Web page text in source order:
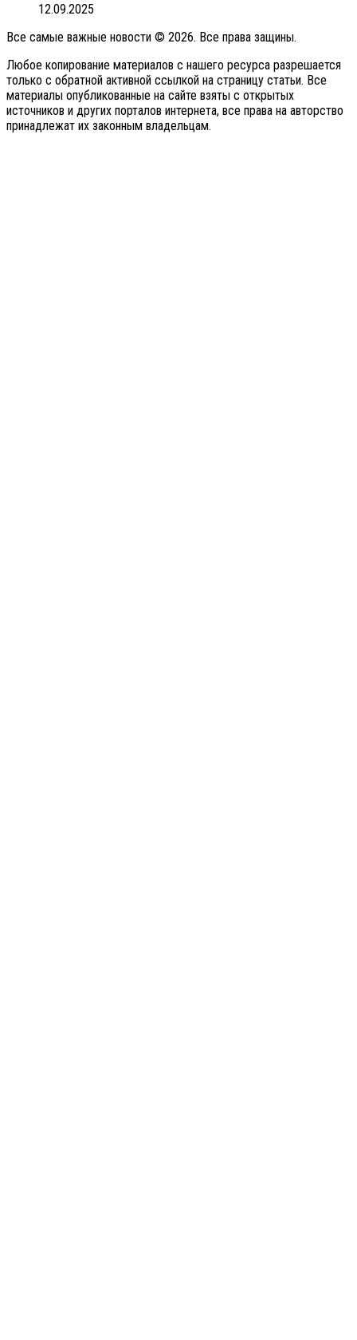
12.09.2025
Все самые важные новости © 2026. Все права защины.
Любое копирование материалов с нашего ресурса разрешается
только с обратной активной ссылкой на страницу статьи. Все
материалы опубликованные на сайте взяты с открытых
источников и других порталов интернета, все права на авторство
принадлежат их законным владельцам.